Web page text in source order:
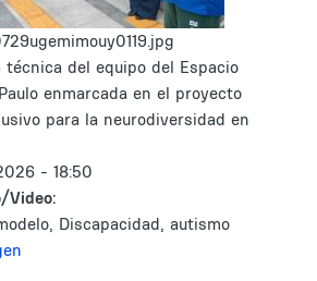
técnica del equipo del Espacio
enmarcada en el proyecto
para la neurodiversidad en
- 18:50
Video:
Discapacidad, autismo